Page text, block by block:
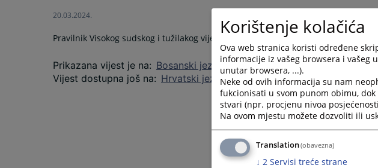
20.03.2024.
Pravilnik Visokog sudskog i tužilakog vijeća Bosne i Hercegovine u vezi s
Prikazana vijest je na: Bosanski jezik
Vijest dostupna još na: Hrvatski jezik Српски језик
Korištenje kolačića
Ova web stranica koristi određene
informacije iz vašeg browsera i vašeg
unutar browsera, ...).
Neke od ovih informacija su nam
fukcionisati u svom punom obimu,
stvari (npr. procjenu nivoa
Na ovom mjestu možete dozvoliti ili
Translation(obavezna)
↓ 2 Servisi treće strane